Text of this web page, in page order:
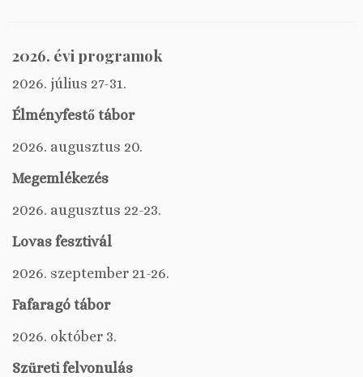
2026. évi programok
2026. július 27-31.
Élményfestő tábor
2026. augusztus 20.
Megemlékezés
2026. augusztus 22-23.
Lovas fesztivál
2026. szeptember 21-26.
Fafaragó tábor
2026. október 3.
Szüreti felvonulás